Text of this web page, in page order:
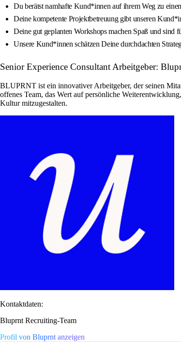
Du berätst namhafte Kund*innen auf ihrem Weg zu
Deine kompetente Projektbetreuung gibt unseren
Deine gut geplanten Workshops machen Spaß und sind
Unsere Kund*innen schätzen Deine durchdachten
Senior Experience Consultant Arbeitgeber:
BLUPRNT ist ein innovativer Arbeitgeber, der seinen
offenes Team, das Wert auf persönliche
Kultur mitzugestalten.
Kontaktdaten:
Bluprnt Recruiting-Team
Profil von Bluprnt anzeigen